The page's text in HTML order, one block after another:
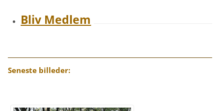
Bliv Medlem
Seneste billeder: